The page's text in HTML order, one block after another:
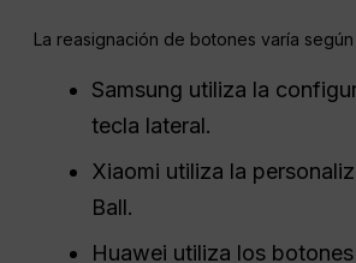
La reasignación de botones varía
Samsung utiliza la
tecla lateral.
Xiaomi utiliza la
Ball.
Huawei utiliza los